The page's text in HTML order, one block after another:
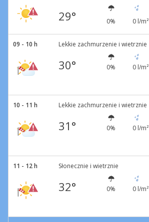
29° 0% 0 l/m²
09 - 10 h Lekkie zachmurzenie i wietrznie
30° 0% 0 l/m²
10 - 11 h Lekkie zachmurzenie i wietrznie
31° 0% 0 l/m²
11 - 12 h Słonecznie i wietrznie
32° 0% 0 l/m²